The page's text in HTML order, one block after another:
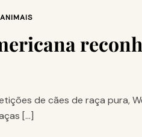
de cães de raça pura,
[…]